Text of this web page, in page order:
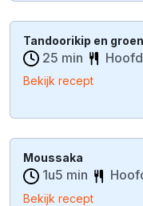
Tandoorikip en
25 min
Bekijk recept
Moussaka
1u5 min
Bekijk recept